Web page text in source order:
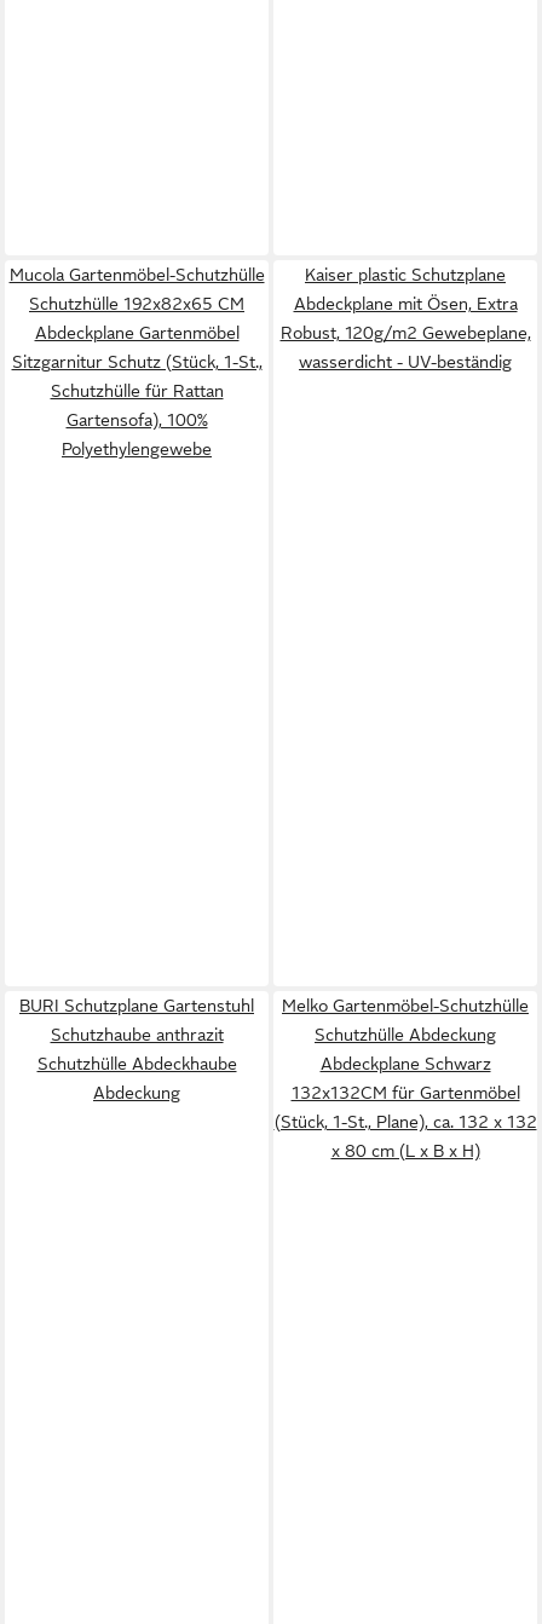
Mucola Gartenmöbel-Schutzhülle
Schutzhülle 192x82x65 CM
Abdeckplane Gartenmöbel
Sitzgarnitur Schutz (Stück, 1-St.,
Schutzhülle für Rattan
Gartensofa), 100%
Polyethylengewebe
Kaiser plastic Schutzplane
Abdeckplane mit Ösen, Extra
Robust, 120g/m2 Gewebeplane,
wasserdicht - UV-beständig
BURI Schutzplane Gartenstuhl
Schutzhaube anthrazit
Schutzhülle Abdeckhaube
Abdeckung
Melko Gartenmöbel-Schutzhülle
Schutzhülle Abdeckung
Abdeckplane Schwarz
132x132CM für Gartenmöbel
(Stück, 1-St., Plane), ca. 132 x 132
x 80 cm (L x B x H)